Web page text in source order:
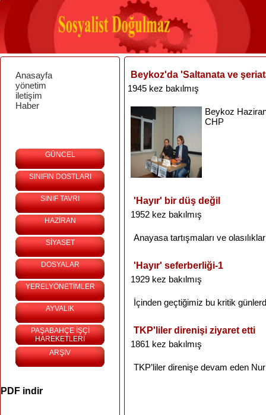
Anasayfa
yönetim
iletişim
Haber
GÜNCEL
SINIFIN DOSTLARI
SINIF TAVRI
HAZİRAN
SİYASET
DOSYALAR
YERELYÖNETİMLER
AYVALIK
PAŞABAHÇE İŞÇİ
HAREKETLERİ
ARŞİV
PDF indir
Beykoz'da 'Saltanata ve
1945 kez bakılmış
Beykoz
CHP
'Hayır' bir düş değil
1952 kez bakılmış
Anayasa tartışmaları ve olasılıklar
'Hayır' seferberliği-1
1929 kez bakılmış
İçinden geçtiğimiz bu kritik
TKP'liler direnişi ziyaret etti
1861 kez bakılmış
TKP’liler direnişe devam eden